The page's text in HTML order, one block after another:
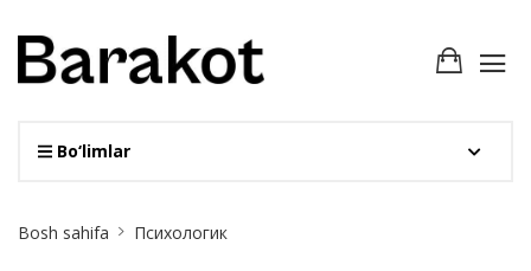
Bo‘limlar
Breadcrumb
Bosh sahifa Психологик